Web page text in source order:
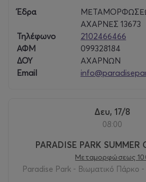
διοργάνωση εκπαιδευτικών
δράσεων και τη σταθερή
οικογενειών και εταιρειών. Το
16η χρονιά, το Paradise Summer
Έδρα
ΑΧΑΡΝΕΣ 13673
Τηλέφωνο
2102466466
ΑΦΜ
099328184
ΔΟΥ
ΑΧΑΡΝΩΝ
Email
Δευ, 17/8
08:00
PARADISE PARK SUMMER
Μεταμορφώσεως
Paradise Park - Βιωματικό Πάρκο -